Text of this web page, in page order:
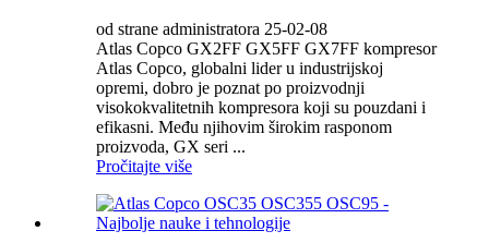
od strane administratora 25-02-08
Atlas Copco GX2FF GX5FF GX7FF kompresor
Atlas Copco, globalni lider u industrijskoj
opremi, dobro je poznat po proizvodnji
visokokvalitetnih kompresora koji su pouzdani i
efikasni. Među njihovim širokim rasponom
proizvoda, GX seri ...
Pročitajte više